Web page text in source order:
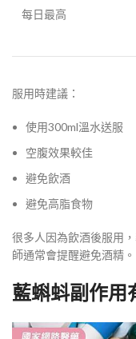
每日最高
服用時建議：
使用300ml溫水送服
空腹效果較佳
避免飲酒
避免高脂食物
很多人因為飲酒後服用
師通常會提醒避免酒精。
藍蝌蚪副作用